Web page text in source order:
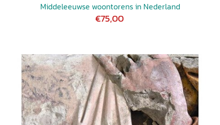
Middeleeuwse woontorens in Nederland
€75,00